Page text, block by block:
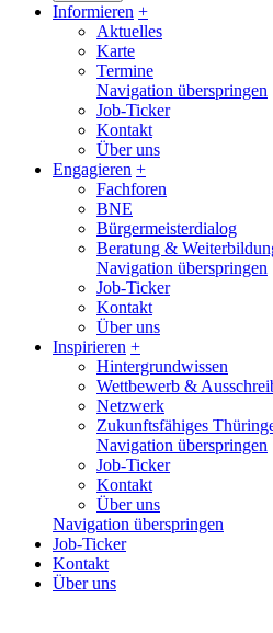
Informieren +
Aktuelles
Karte
Termine
Navigation überspringen
Job-Ticker
Kontakt
Über uns
Engagieren +
Fachforen
BNE
Bürgermeisterdialog
Beratung &
Navigation überspringen
Job-Ticker
Kontakt
Über uns
Inspirieren +
Hintergrundwissen
Wettbewerb &
Netzwerk
Zukunftsfähiges
Navigation überspringen
Job-Ticker
Kontakt
Über uns
Navigation überspringen
Job-Ticker
Kontakt
Über uns